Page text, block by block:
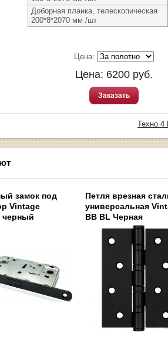
Доборная планка, телескопическая
200*8*2070 мм /шт
Цена:
Цена: 6200 руб.
Заказать
Техно 4
замок под
Vintage
черный
Петля врезная
универсальная
BB BL Черная